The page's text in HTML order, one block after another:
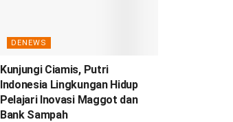
DENEWS
Kunjungi Ciamis, Putri
Indonesia Lingkungan Hidup
Pelajari Inovasi Maggot dan
Bank Sampah